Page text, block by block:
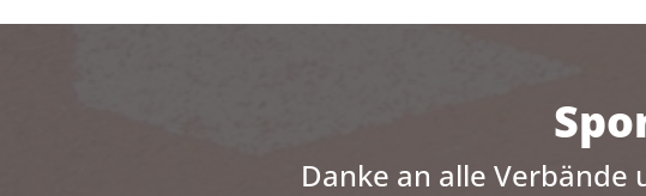
Danke an alle